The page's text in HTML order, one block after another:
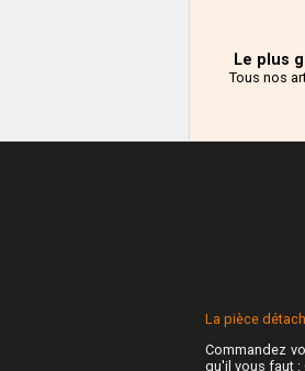
Le plus
Tous nos
La pièce
Commandez
qu'il vous faut :